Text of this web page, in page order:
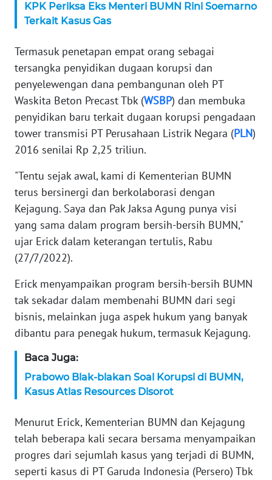
KPK Periksa Eks Menteri BUMN Rini Soemarno
Terkait Kasus Gas
Termasuk penetapan empat orang sebagai
tersangka penyidikan dugaan korupsi dan
penyelewengan dana pembangunan oleh PT
Waskita Beton Precast Tbk (WSBP) dan membuka
penyidikan baru terkait dugaan korupsi pengadaan
tower transmisi PT Perusahaan Listrik Negara (PLN)
2016 senilai Rp 2,25 triliun.
"Tentu sejak awal, kami di Kementerian BUMN
terus bersinergi dan berkolaborasi dengan
Kejagung. Saya dan Pak Jaksa Agung punya visi
yang sama dalam program bersih-bersih BUMN,"
ujar Erick dalam keterangan tertulis, Rabu
(27/7/2022).
Erick menyampaikan program bersih-bersih BUMN
tak sekadar dalam membenahi BUMN dari segi
bisnis, melainkan juga aspek hukum yang banyak
dibantu para penegak hukum, termasuk Kejagung.
Baca Juga:
Prabowo Blak-blakan Soal Korupsi di BUMN,
Kasus Atlas Resources Disorot
Menurut Erick, Kementerian BUMN dan Kejagung
telah beberapa kali secara bersama menyampaikan
progres dari sejumlah kasus yang terjadi di BUMN,
seperti kasus di PT Garuda Indonesia (Persero) Tbk
Regional
SUMUT
WN
JAKARTA
WN
JABAR
WN
BANTEN
WN
NTT
KEPRI
WN
WN
PAPUA
BARAT
RIAU
WN
SERAMBI